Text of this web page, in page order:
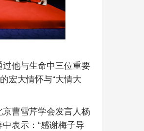
他与生命中三位重要
宏大情怀与“大情大
曹雪芹学会发言人杨
表示：“感谢梅子导